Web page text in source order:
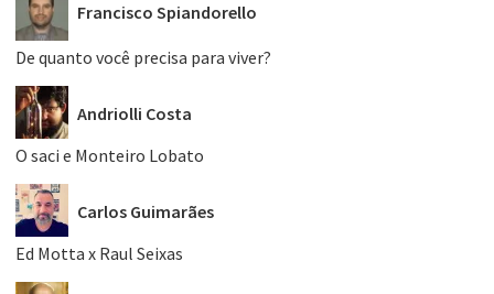
Francisco Spiandorello
De quanto você precisa para viver?
Andriolli Costa
O saci e Monteiro Lobato
Carlos Guimarães
Ed Motta x Raul Seixas